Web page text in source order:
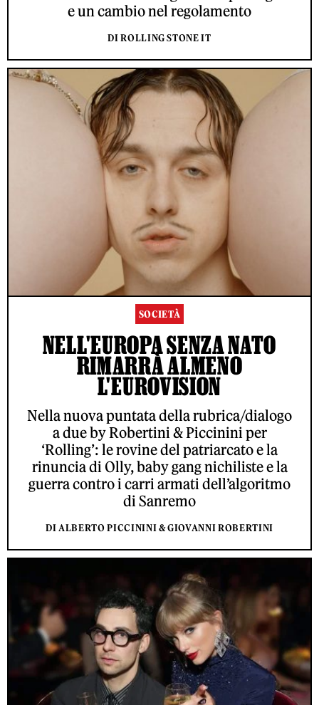
e un cambio nel regolamento
DI ROLLING STONE IT
SOCIETÀ
NELL'EUROPA SENZA NATO
RIMARRÀ ALMENO
L'EUROVISION
Nella nuova puntata della rubrica/dialogo
a due by Robertini & Piccinini per
‘Rolling’: le rovine del patriarcato e la
rinuncia di Olly, baby gang nichiliste e la
guerra contro i carri armati dell’algoritmo
di Sanremo
DI ALBERTO PICCININI & GIOVANNI ROBERTINI